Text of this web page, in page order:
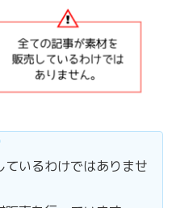
いるわけではありませ